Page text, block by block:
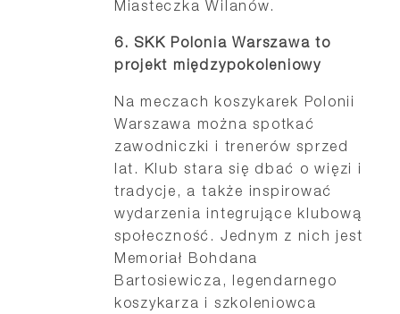
Miasteczka Wilanów.
6. SKK Polonia Warszawa to
projekt międzypokoleniowy
Na meczach koszykarek Polonii
Warszawa można spotkać
zawodniczki i trenerów sprzed
lat. Klub stara się dbać o więzi i
tradycje, a także inspirować
wydarzenia integrujące klubową
społeczność. Jednym z nich jest
Memoriał Bohdana
Bartosiewicza, legendarnego
koszykarza i szkoleniowca